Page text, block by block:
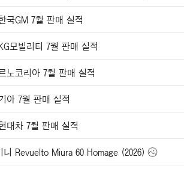
국GM 7월 판매 실적
모빌리티 7월 판매 실적
노코리아 7월 판매 실적
아 7월 판매 실적
대차 7월 판매 실적
니 Revuelto Miura 60 Homage (2026)